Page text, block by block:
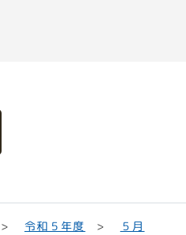
令和５年度 ５月